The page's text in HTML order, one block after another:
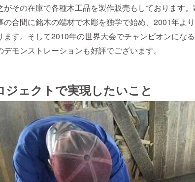
がその在庫で各種木工品を製作販売もしております
の合間に銘木の端材で木彫を独学で始め、2001年よ
ます。そして2010年の世界大会でチャンピオンにな
デモンストレーションも好評でございます。
ジェクトで実現したいこと